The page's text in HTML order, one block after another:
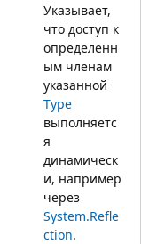
Указывает,
что доступ к
определенн
ым членам
указанной
Type
выполняетс
я
динамическ
и, например
через
System.Refle
ction.